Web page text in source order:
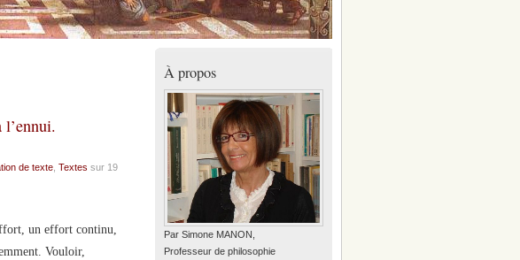
de texte, Textes sur 19
un effort continu,
Vouloir,
À propos
Par Simone MANON,
Professeur de philosophie